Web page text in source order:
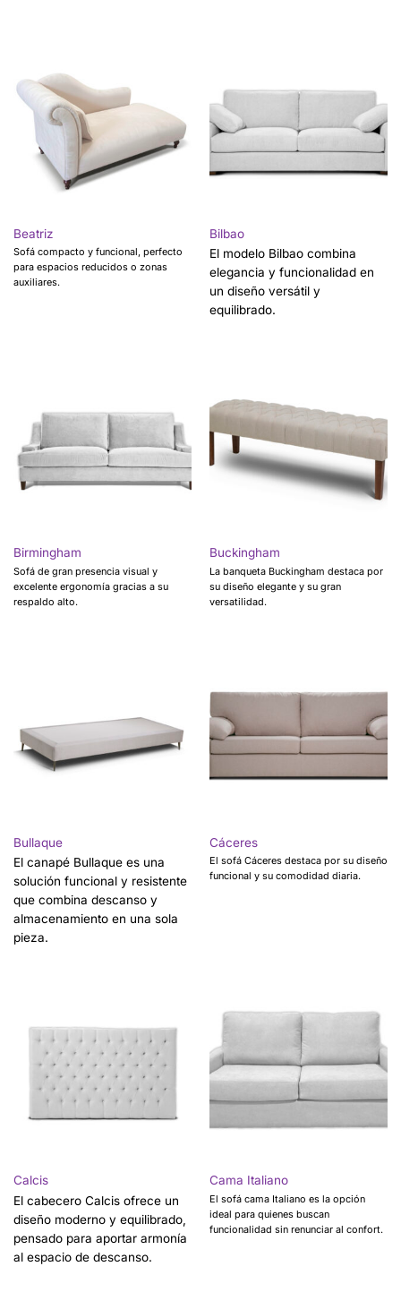
Beatriz
Sofá compacto y funcional, perfecto
para espacios reducidos o zonas
auxiliares.
Bilbao
El modelo Bilbao combina
elegancia y funcionalidad en
un diseño versátil y
equilibrado.
Birmingham
Sofá de gran presencia visual y
excelente ergonomía gracias a su
respaldo alto.
Buckingham
La banqueta Buckingham destaca por
su diseño elegante y su gran
versatilidad.
Bullaque
El canapé Bullaque es una
solución funcional y resistente
que combina descanso y
almacenamiento en una sola
pieza.
Cáceres
El sofá Cáceres destaca por su diseño
funcional y su comodidad diaria.
Calcis
El cabecero Calcis ofrece un
diseño moderno y equilibrado,
pensado para aportar armonía
al espacio de descanso.
Cama Italiano
El sofá cama Italiano es la opción
ideal para quienes buscan
funcionalidad sin renunciar al confort.